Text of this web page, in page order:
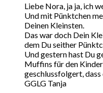
Liebe Nora, ja ja, ich
Und mit Pünktchen
Deinen Kleinsten.
Das war doch Dein
dem Du seither
Und gestern hast Du
Muffins für den
geschlussfolgert,
GGLG Tanja